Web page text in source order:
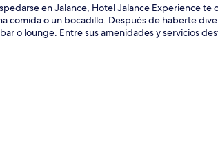
en Jalance, Hotel Jalance Experience
comida o un bocadillo. Después de haberte
o lounge. Entre sus amenidades y servicios